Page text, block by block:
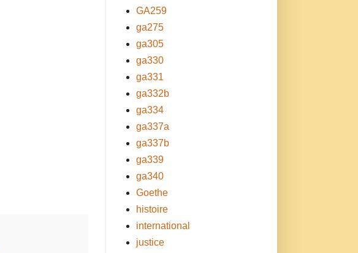
GA259
ga275
ga305
ga330
ga331
ga332b
ga334
ga337a
ga337b
ga339
ga340
Goethe
histoire
international
justice